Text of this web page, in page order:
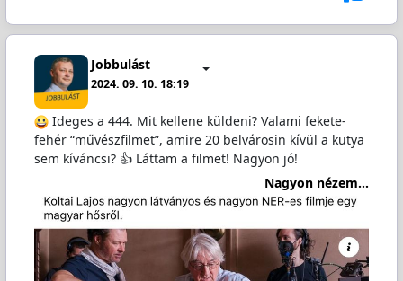
Jobbulást
2024. 09. 10. 18:19
Ideges a 444. Mit kellene küldeni? Valami fekete-
fehér “művészfilmet”, amire 20 belvárosin kívül a kutya
sem kíváncsi? 👍 Láttam a filmet! Nagyon jó!
Nagyon nézem...